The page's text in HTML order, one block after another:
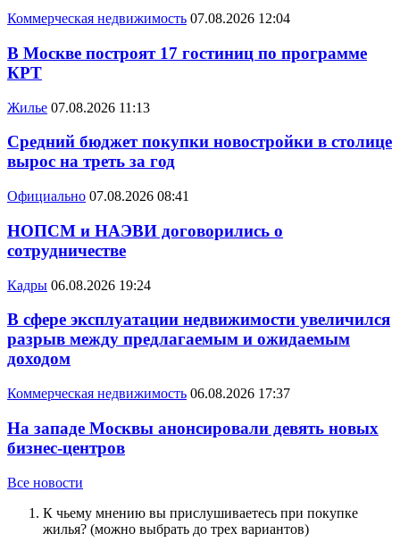
Коммерческая недвижимость 07.08.2026 12:04
В Москве построят 17 гостиниц по программе
КРТ
Жилье 07.08.2026 11:13
Средний бюджет покупки новостройки в столице
вырос на треть за год
Официально 07.08.2026 08:41
НОПСМ и НАЭВИ договорились о
сотрудничестве
Кадры 06.08.2026 19:24
В сфере эксплуатации недвижимости увеличился
разрыв между предлагаемым и ожидаемым
доходом
Коммерческая недвижимость 06.08.2026 17:37
На западе Москвы анонсировали девять новых
бизнес-центров
Все новости
К чьему мнению вы прислушиваетесь при покупке
жилья? (можно выбрать до трех вариантов)